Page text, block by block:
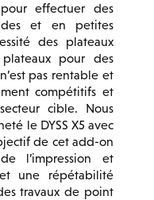
effectuer des
et en petites
des plateaux
pour des
pas rentable et
compétitifs et
cible. Nous
le DYSS X5 avec
de cet add-on
l’impression et
une répétabilité
travaux de point